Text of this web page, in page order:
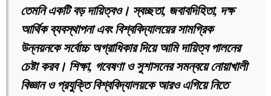
তেমনি একটি বড় দায়িত্বও। স্বচ্ছতা, জবাবদিহিতা, দক্ষ
আর্থিক ব্যবস্থাপনা এবং বিশ্ববিদ্যালয়ের সামগ্রিক
উন্নয়নকে সর্বোচ্চ অগ্রাধিকার দিয়ে আমি দায়িত্ব পালনের
চেষ্টা করব। শিক্ষা, গবেষণা ও সুশাসনের সমন্বয়ে নোয়াখালী
বিজ্ঞান ও প্রযুক্তি বিশ্ববিদ্যালয়কে আরও এগিয়ে নিতে